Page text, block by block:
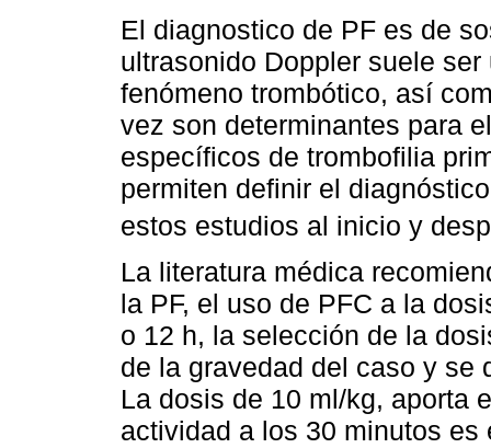
El diagnostico de PF es de
ultrasonido Doppler suele
fenómeno trombótico, así
vez son determinantes para
específicos de trombofilia
permiten definir el
estos estudios al inicio y
La literatura médica
la PF, el uso de PFC a la
o 12 h, la selección de la
de la gravedad del caso y se
La dosis de 10 ml/kg, aporta
actividad a los 30 minutos es